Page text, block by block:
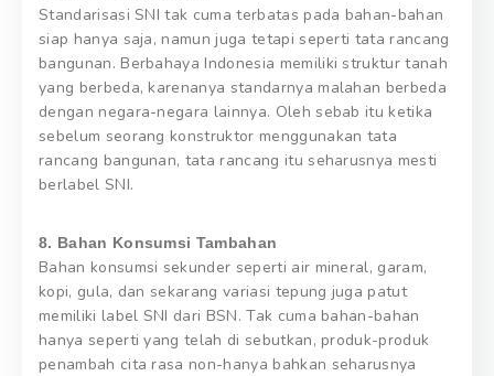
Standarisasi SNI tak cuma terbatas pada bahan-bahan
siap hanya saja, namun juga tetapi seperti tata rancang
bangunan. Berbahaya Indonesia memiliki struktur tanah
yang berbeda, karenanya standarnya malahan berbeda
dengan negara-negara lainnya. Oleh sebab itu ketika
sebelum seorang konstruktor menggunakan tata
rancang bangunan, tata rancang itu seharusnya mesti
berlabel SNI.
8. Bahan Konsumsi Tambahan
Bahan konsumsi sekunder seperti air mineral, garam,
kopi, gula, dan sekarang variasi tepung juga patut
memiliki label SNI dari BSN. Tak cuma bahan-bahan
hanya seperti yang telah di sebutkan, produk-produk
penambah cita rasa non-hanya bahkan seharusnya